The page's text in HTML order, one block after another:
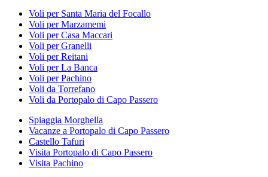
Voli per Santa Maria del Focallo
Voli per Marzamemi
Voli per Casa Maccari
Voli per Granelli
Voli per Reitani
Voli per La Banca
Voli per Pachino
Voli da Torrefano
Voli da Portopalo di Capo Passero
Spiaggia Morghella
Vacanze a Portopalo di Capo Passero
Castello Tafuri
Visita Portopalo di Capo Passero
Visita Pachino